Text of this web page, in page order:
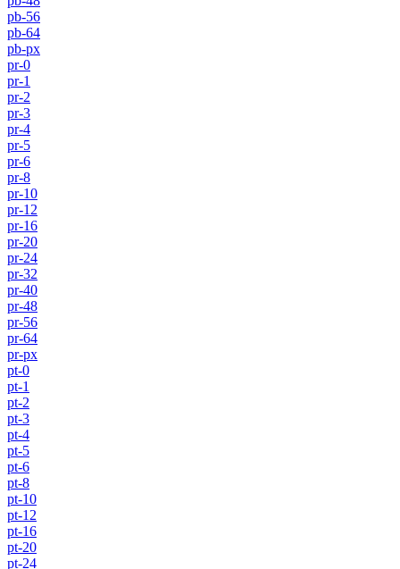
pb-56
pb-64
pb-px
pr-0
pr-1
pr-2
pr-3
pr-4
pr-5
pr-6
pr-8
pr-10
pr-12
pr-16
pr-20
pr-24
pr-32
pr-40
pr-48
pr-56
pr-64
pr-px
pt-0
pt-1
pt-2
pt-3
pt-4
pt-5
pt-6
pt-8
pt-10
pt-12
pt-16
pt-20
pt-24